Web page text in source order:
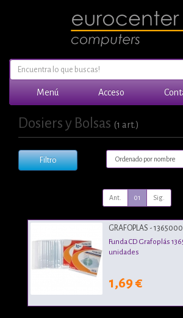
Menú Acceso
Dosiers y Bolsas (1 art.)
Filtro
Ant. 01 Sig.
GRAFOPLAS -
Funda CD Grafoplás
unidades
1,69 €